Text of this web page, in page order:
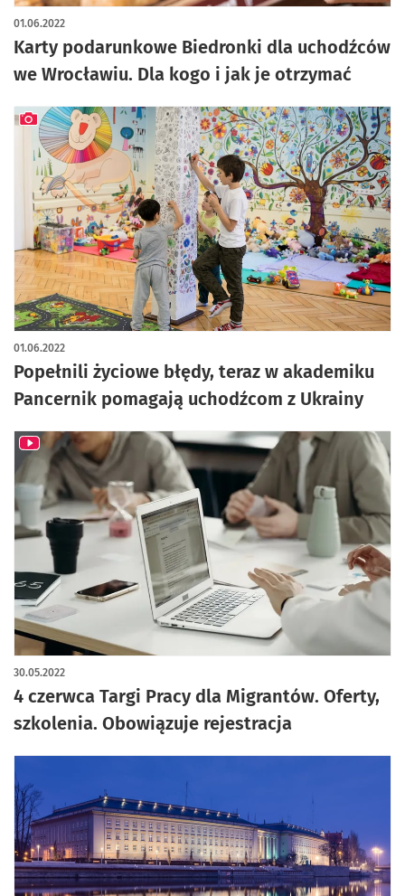
Karty podarunkowe Biedronki dla uchodźców
we Wrocławiu. Dla kogo i jak je otrzymać
01.06.2022
Popełnili życiowe błędy, teraz w akademiku
Pancernik pomagają uchodźcom z Ukrainy
01.06.2022
artykuł z galerią zdjęć
4 czerwca Targi Pracy dla Migrantów. Oferty,
szkolenia. Obowiązuje rejestracja
30.05.2022